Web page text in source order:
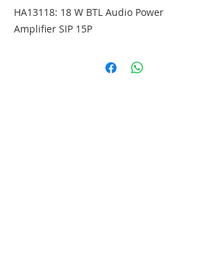
HA13118: 18 W BTL Audio Power
Amplifier SIP 15P